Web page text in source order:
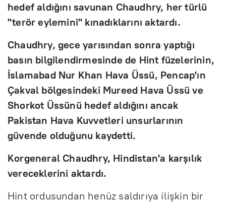
hedef aldığını savunan Chaudhry, her türlü
"terör eylemini" kınadıklarını aktardı.
Chaudhry, gece yarısından sonra yaptığı
basın bilgilendirmesinde de Hint füzelerinin,
İslamabad Nur Khan Hava Üssü, Pencap'ın
Çakval bölgesindeki Mureed Hava Üssü ve
Shorkot Üssünü hedef aldığını ancak
Pakistan Hava Kuvvetleri unsurlarının
güvende olduğunu kaydetti.
Korgeneral Chaudhry, Hindistan'a karşılık
vereceklerini aktardı.
Hint ordusundan henüz saldırıya ilişkin bir